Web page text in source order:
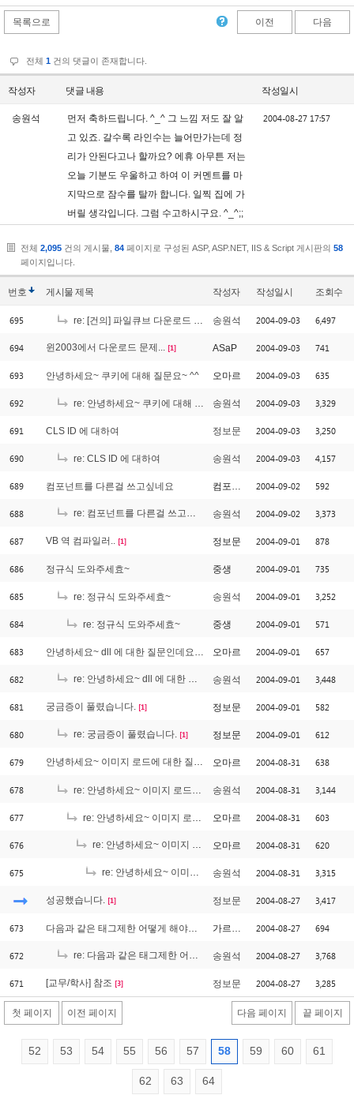
목록으로 이전 다음
전체 1 건의 댓글이 존재합니다.
작성자 댓글 내용 작성일시
송원석
먼저 축하드립니다. ^_^ 그 느낌 저도 잘 알
고 있죠. 갈수록 라인수는 늘어만가는데 정
리가 안된다고나 할까요? 에휴 아무튼 저는
오늘 기분도 우울하고 하여 이 커멘트를 마
지막으로 잠수를 탈까 합니다. 일찍 집에 가
버릴 생각입니다. 그럼 수고하시구요. ^_^;;
2004-08-27 17:57
전체 2,095 건의 게시물, 84 페이지로 구성된 ASP, ASP.NET, IIS & Script 게시판의 58
페이지입니다.
번호 게시물제목 작성자 작성일시 조회수
695 re: [건의] 파일큐브 다운로드 로직.. 송원석 2004-09-03 6,497
694 윈2003에서 다운로드 문제... [1] ASaP 2004-09-03 741
693 안녕하세요~ 쿠키에 대해 질문요~ ^^ 오마르 2004-09-03 635
692 re: 안녕하세요~ 쿠키에 대해 질문요~ ^^ 송원석 2004-09-03 3,329
691 CLS ID 에 대하여 정보문 2004-09-03 3,250
690 re: CLS ID 에 대하여 송원석 2004-09-03 4,157
689 컴포넌트를 다른걸 쓰고싶네요 컴포넌트 2004-09-02 592
688 re: 컴포넌트를 다른걸 쓰고싶네요 [3]
송원석 2004-09-02 3,373
687 VB 역 컴파일러.. [1] 정보문 2004-09-01 878
686 정규식 도와주세효~ 중생 2004-09-01 735
685 re: 정규식 도와주세효~ 송원석 2004-09-01 3,252
684 re: 정규식 도와주세효~ 중생 2004-09-01 571
683 안녕하세요~ dll 에 대한 질문인데요 ^^ 오마르 2004-09-01 657
682 re: 안녕하세요~ dll 에 대한 질문인데요 ^^ [1]
송원석 2004-09-01 3,448
681 궁금증이 풀렸습니다. [1] 정보문 2004-09-01 582
680 re: 궁금증이 풀렸습니다. [1] 정보문 2004-09-01 612
679 안녕하세요~ 이미지 로드에 대한 질문인데요..^^ 오마르 2004-08-31 638
678 re: 안녕하세요~ 이미지 로드에 대한 질문인데요..^^ 송원석 2004-08-31 3,144
677 re: 안녕하세요~ 이미지 로드에 대한 질문인데요..^^ 오마르 2004-08-31 603
676 re: 안녕하세요~ 이미지 로드에 대한 질문인데요..^^ [2]
오마르 2004-08-31 620
675 re: 안녕하세요~ 이미지 로드에 대한 질문인데요..^^ [1]
송원석 2004-08-31 3,315
성공했습니다. [1] 정보문 2004-08-27 3,417
673 다음과 같은 태그제한 어떻게 해야하죠? 가르쳐주세요 2004-08-27 694
672 re: 다음과 같은 태그제한 어떻게 해야하죠? [3]
송원석 2004-08-27 3,768
671 [교무/학사] 참조 [3] 정보문 2004-08-27 3,285
첫 페이지 이전 페이지 다음 페이지 끝 페이지
52 53 54 55 56 57 58 59 60 61
62 63 64